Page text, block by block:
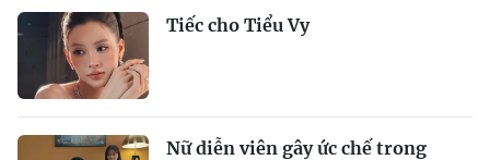
Tiếc cho Tiểu Vy
Nữ diễn viên gây ức chế trong